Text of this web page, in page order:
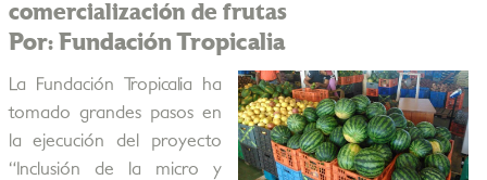
comercialización de frutas
Por: Fundación Tropicalia
La Fundación Tropicalia ha
tomado grandes pasos en
la ejecución del proyecto
“Inclusión de la micro y